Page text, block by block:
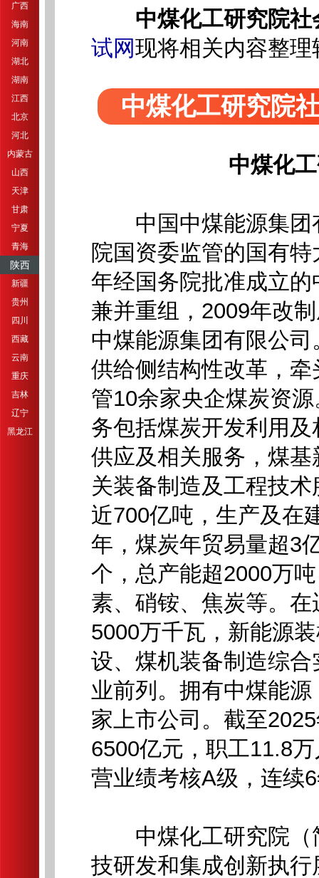
广西
海南
河南
湖北
湖南
江西
北京
河北
内蒙古
山西
天津
甘肃
宁夏
青海
陕西
新疆
贵州
四川
西藏
云南
重庆
吉林
辽宁
黑龙江
中煤化工研究院
试网现将相关内容整理
中煤化工研究院
中煤化
中国中煤能源集团
院国资委监管的国有
年经国务院批准成立
兼并重组，2009年改
中煤能源集团有限公
供给侧结构性改革，
管10余家央企煤炭资
务包括煤炭开发利用
供应及相关服务，煤
关装备制造及工程技
近700亿吨，生产及在
年，煤炭年贸易量超3
个，总产能超2000万
素、硝铵、焦炭等。
5000万千瓦，新能源
设、煤机装备制造综
业前列。拥有中煤能
家上市公司。截至
6500亿元，职工11.8
营业绩考核A级，连续
中煤化工研究院（
技研发和集成创新执